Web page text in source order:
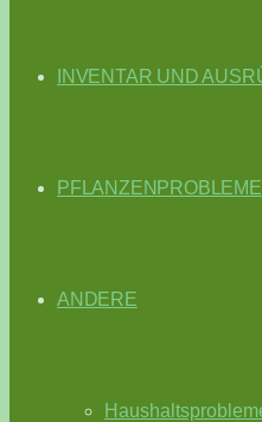
INVENTAR UND
PFLANZENPROBLEME
ANDERE